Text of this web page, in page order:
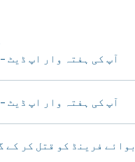
آپ کی ہفتہ وار اپ ڈیٹ –
آپ کی ہفتہ وار اپ ڈیٹ – ستمبر
فرینڈ کو قتل کر کے